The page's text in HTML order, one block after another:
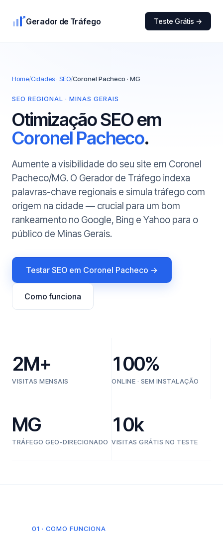
Gerador de Tráfego Teste Grátis →
Home/Cidades · SEO/Coronel Pacheco · MG
SEO REGIONAL · MINAS GERAIS
Otimização SEO em
Coronel Pacheco.
Aumente a visibilidade do seu site em Coronel
Pacheco/MG. O Gerador de Tráfego indexa
palavras-chave regionais e simula tráfego com
origem na cidade — crucial para um bom
rankeamento no Google, Bing e Yahoo para o
público de Minas Gerais.
Testar SEO em Coronel Pacheco →
Como funciona
2M+
VISITAS MENSAIS
100%
ONLINE · SEM INSTALAÇÃO
MG
TRÁFEGO GEO-DIRECIONADO
10k
VISITAS GRÁTIS NO TESTE
01 · COMO FUNCIONA